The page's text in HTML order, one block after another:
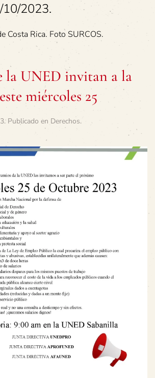
10/2023.
Costa Rica. Foto SURCOS.
la UNED invitan a la
miércoles 25
. Publicado en Derechos.